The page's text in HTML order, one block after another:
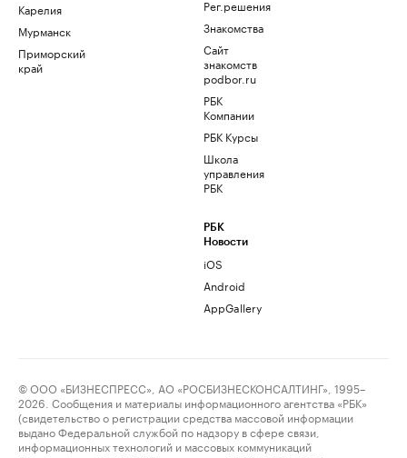
Карелия
Мурманск
Приморский
край
Рег.решения
Знакомства
Сайт
знакомств
podbor.ru
РБК
Компании
РБК Курсы
Школа
управления
РБК
РБК
Новости
iOS
Android
AppGallery
© ООО «БИЗНЕСПРЕСС», АО «РОСБИЗНЕСКОНСАЛТИНГ», 1995–
2026. Сообщения и материалы информационного агентства «РБК»
(свидетельство о регистрации средства массовой информации
выдано Федеральной службой по надзору в сфере связи,
информационных технологий и массовых коммуникаций